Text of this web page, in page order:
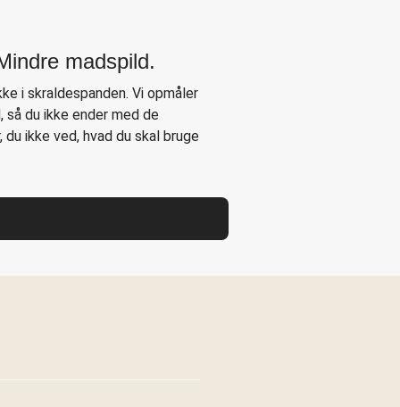
madspild.
i skraldespanden. Vi opmåler
så du ikke ender med de
ikke ved, hvad du skal bruge